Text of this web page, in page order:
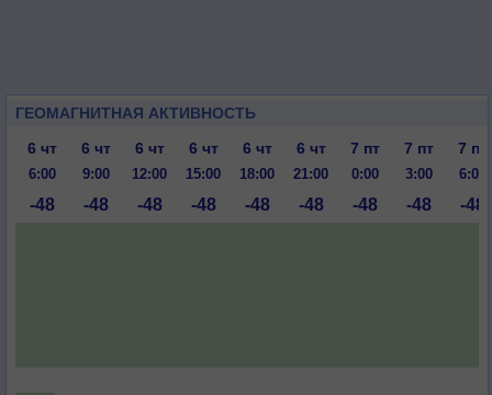
ГЕОМАГНИТНАЯ АКТИВНОСТЬ
6 чт
6 чт 6 чт 6 чт 6 чт 6 чт 7 пт 7 пт 7 пт
6:00 9:00 12:00 15:00 18:00 21:00 0:00 3:00 6:00
-48 -48 -48 -48 -48 -48 -48 -48 -48